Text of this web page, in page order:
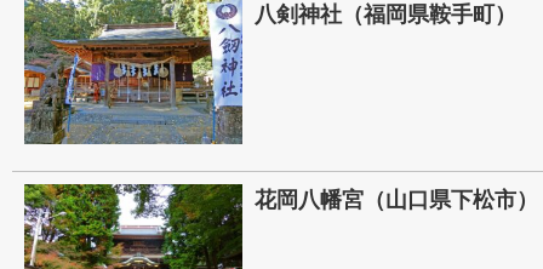
八剣神社（福岡県鞍手町）
花岡八幡宮（山口県下松市）